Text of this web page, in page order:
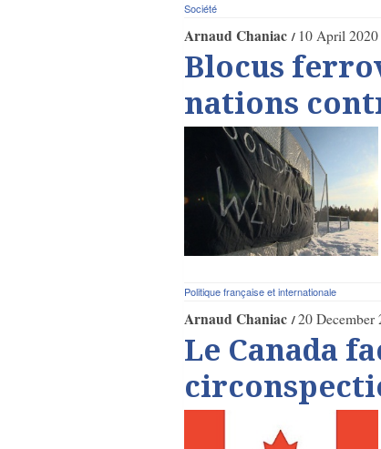
Société
Arnaud Chaniac 10 April 2020
Blocus
nations
Politique française et internationale
Arnaud Chaniac 20 December
Le Canada